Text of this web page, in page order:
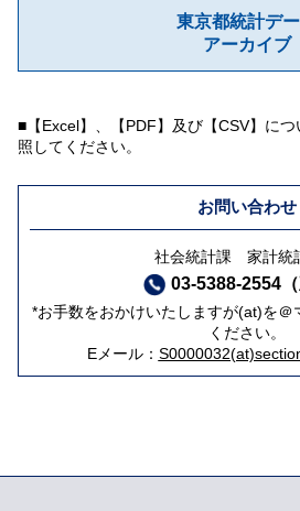
東京都統計デ
アーカイブ
■【Excel】、【PDF】及び【CSV】につ
照してください。
お問い合わせ
社会統計課 家計統
03-5388-2554（
*お手数をおかけいたしますが(at)を＠
ください。
Eメール：